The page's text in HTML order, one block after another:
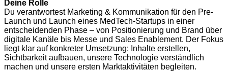
Deine Rolle
Du verantwortest Marketing & Kommunikation für den Pre-
Launch und Launch eines MedTech-Startups in einer
entscheidenden Phase – von Positionierung und Brand über
digitale Kanäle bis Messe und Sales Enablement. Der Fokus
liegt klar auf konkreter Umsetzung: Inhalte erstellen,
Sichtbarkeit aufbauen, unsere Technologie verständlich
machen und unsere ersten Marktaktivitäten begleiten.